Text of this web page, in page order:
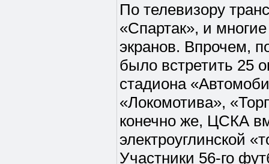
По телевизору
«Спартак», и
экранов. Впрочем,
было встретить 25
стадиона
«Локомотива»,
конечно же, ЦСКА
электроуглинской
Участники 56-го